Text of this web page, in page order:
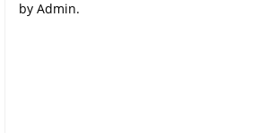
by Admin.